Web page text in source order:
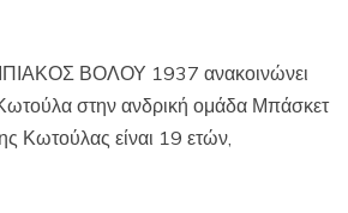
ΒΟΛΟΥ 1937 ανακοινώνει
στην ανδρική ομάδα Μπάσκετ
Κωτούλας είναι 19 ετών,